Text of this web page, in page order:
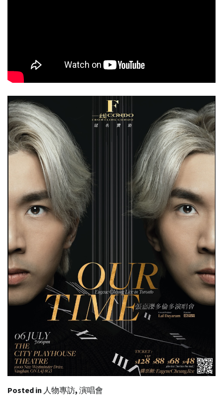
Posted in 人物專訪, 演唱會